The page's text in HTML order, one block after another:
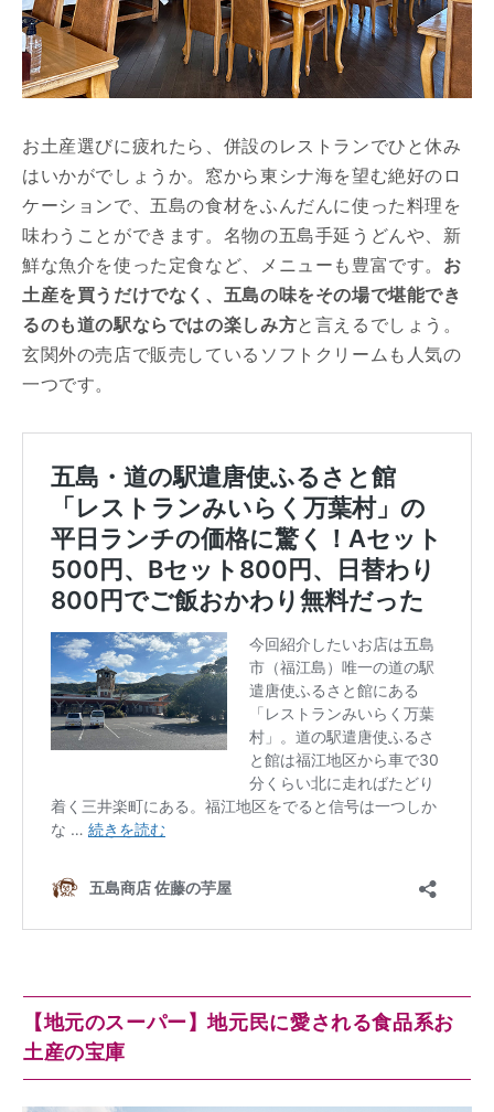
お土産選びに疲れたら、併設のレストランでひと休み
はいかがでしょうか。窓から東シナ海を望む絶好のロ
ケーションで、五島の食材をふんだんに使った料理を
味わうことができます。名物の五島手延うどんや、新
鮮な魚介を使った定食など、メニューも豊富です。 お
土産を買うだけでなく、五島の味をその場で堪能でき
るのも道の駅ならではの楽しみ方と言えるでしょう。
玄関外の売店で販売しているソフトクリームも人気の
一つです。
【地元のスーパー】地元民に愛される食品系お
土産の宝庫